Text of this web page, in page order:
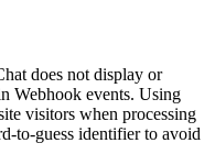
does not display or
Webhook events. Using
visitors when processing
to-guess identifier to avoid